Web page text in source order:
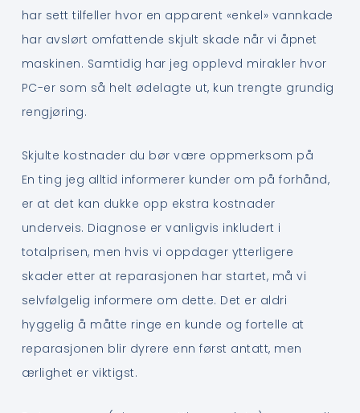
har sett tilfeller hvor en apparent «enkel» vannkade
har avslørt omfattende skjult skade når vi åpnet
maskinen. Samtidig har jeg opplevd mirakler hvor
PC-er som så helt ødelagte ut, kun trengte grundig
rengjøring.
Skjulte kostnader du bør være oppmerksom på
En ting jeg alltid informerer kunder om på forhånd,
er at det kan dukke opp ekstra kostnader
underveis. Diagnose er vanligvis inkludert i
totalprisen, men hvis vi oppdager ytterligere
skader etter at reparasjonen har startet, må vi
selvfølgelig informere om dette. Det er aldri
hyggelig å måtte ringe en kunde og fortelle at
reparasjonen blir dyrere enn først antatt, men
ærlighet er viktigst.